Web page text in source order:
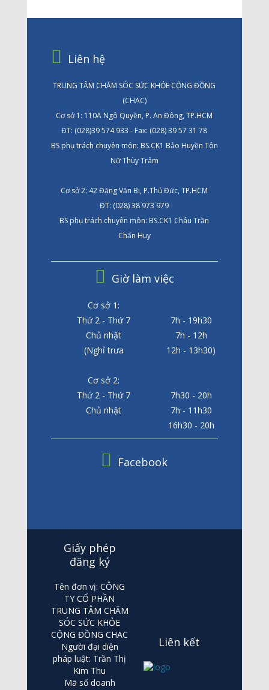
Liên hệ
TRUNG TÂM CHĂM SÓC SỨC KHỎE CỘNG ĐỒNG
(CHAC)
Cơ sở 1: 110A Ngô Quyền, P. An Đông, TP.HCM
ĐT: (028)39 574 933 - Fax: (028) 39 57 31 78
BS phụ trách chuyên môn: BS.CK1 Bảo Huyền Tôn
Nữ Thùy Trâm
Cơ sở 2: 42 Đặng Văn Bi, P.Thủ Đức, TP.HCM
ĐT: (028) 38 973 979
BS phụ trách chuyên môn: BS.CK1 Châu Trần
Chấn Huy
Giờ làm việc
Cơ sở 1:
Thứ 2 - Thứ 7
7h - 19h30
Chủ nhật
7h - 12h
(Nghỉ trưa
12h - 13h30)
Cơ sở 2:
Thứ 2 - Thứ 7
7h30 - 20h
Chủ nhật
7h - 11h30
16h30 - 20h
Facebook
Giấy phép
đăng ký
Tên đơn vị: CÔNG
TY CỔ PHẦN
TRUNG TÂM CHĂM
SÓC SỨC KHỎE
CỘNG ĐỒNG CHAC
Người đại diện
pháp luật: Trần Thị
Kim Thu
Mã số doanh
Liên kết